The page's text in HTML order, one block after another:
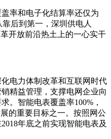
率和电子化结算率还仅为
后到第一，深圳供电人
开放前沿热土上的一心实干
电力体制改革和互联网时代
精益管理，支撑电网企业向
。智能电表覆盖率100%，
的重要目标之一。按照网公
年底之前实现智能电表及